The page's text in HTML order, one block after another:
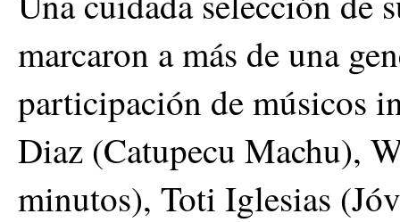
marcaron a más de una
participación de músicos
Diaz (Catupecu Machu),
minutos), Toti Iglesias